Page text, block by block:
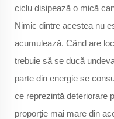
ciclu disipează o mică
Nimic dintre acestea nu
acumulează. Când are
trebuie să se ducă
parte din energie se
ce reprezintă deteriorare
proporție mai mare din